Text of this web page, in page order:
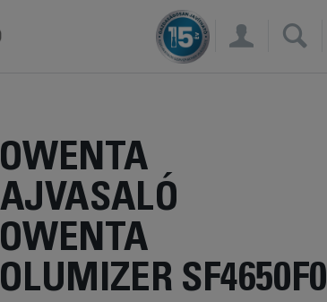
×
SF4650F0